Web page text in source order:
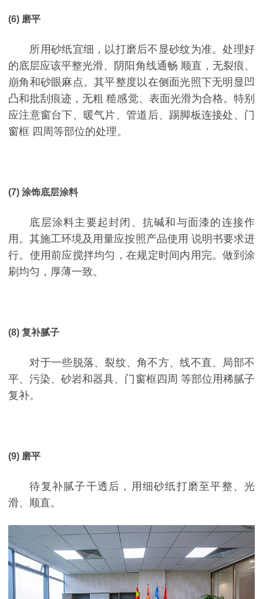
(6) 磨平
所用砂纸宜细，以打磨后不显砂纹为准。处理好
的底层应该平整光滑、阴阳角线通畅 顺直，无裂痕、
崩角和砂眼麻点。其平整度以在侧面光照下无明显凹
凸和批刮痕迹，无粗 糙感觉、表面光滑为合格。特别
应注意窗台下、暖气片、管道后、踢脚板连接处、门
窗框 四周等部位的处理。
(7) 涂饰底层涂料
底层涂料主要起封闭、抗碱和与面漆的连接作
用。其施工环境及用量应按照产品使用 说明书要求进
行。使用前应搅拌均匀，在规定时间内用完。做到涂
刷均匀，厚薄一致。
(8) 复补腻子
对于一些脱落、裂纹、角不方、线不直、局部不
平、污染、砂岩和器具、门窗框四周 等部位用稀腻子
复补。
(9) 磨平
待复补腻子干透后，用细砂纸打磨至平整、光
滑、顺直。